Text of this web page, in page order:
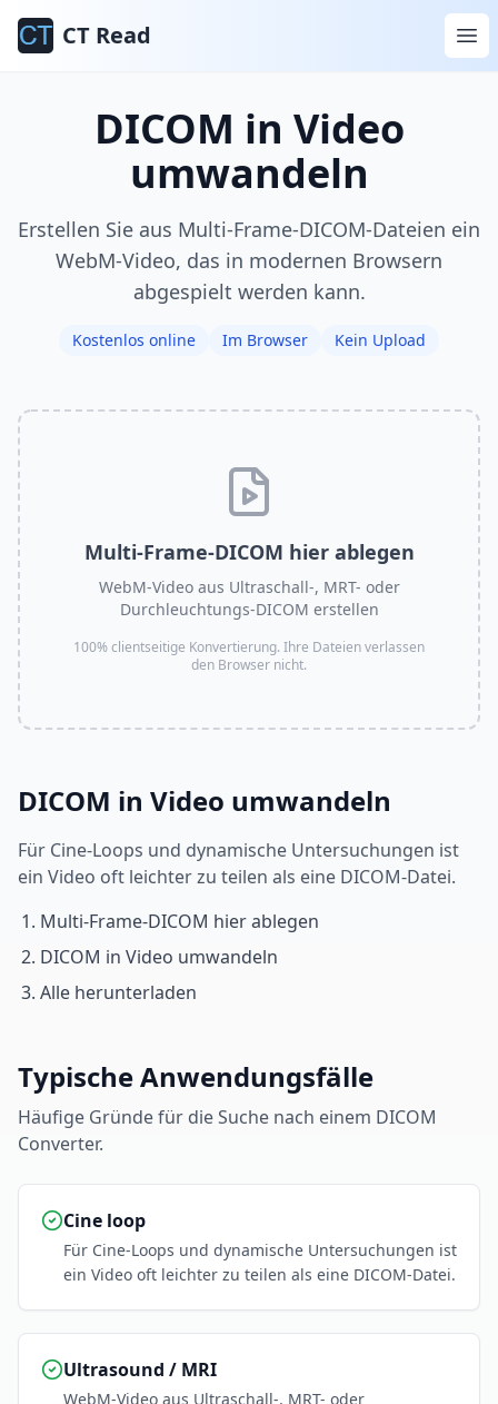
CT Read
DICOM in Video
umwandeln
Erstellen Sie aus Multi-Frame-DICOM-Dateien ein
WebM-Video, das in modernen Browsern
abgespielt werden kann.
Kostenlos online Im Browser Kein Upload
Multi-Frame-DICOM hier ablegen
WebM-Video aus Ultraschall-, MRT- oder
Durchleuchtungs-DICOM erstellen
100% clientseitige Konvertierung. Ihre Dateien verlassen
den Browser nicht.
DICOM in Video umwandeln
Für Cine-Loops und dynamische Untersuchungen ist
ein Video oft leichter zu teilen als eine DICOM-Datei.
Multi-Frame-DICOM hier ablegen
DICOM in Video umwandeln
Alle herunterladen
Typische Anwendungsfälle
Häufige Gründe für die Suche nach einem DICOM
Converter.
Cine loop
Für Cine-Loops und dynamische Untersuchungen ist
ein Video oft leichter zu teilen als eine DICOM-Datei.
Ultrasound / MRI
WebM-Video aus Ultraschall-, MRT- oder